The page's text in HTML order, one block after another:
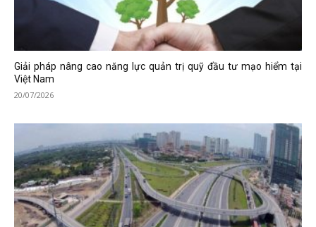
Giải pháp nâng cao năng lực quản trị quỹ đầu tư mạo hiểm tại
Việt Nam
20/07/2026